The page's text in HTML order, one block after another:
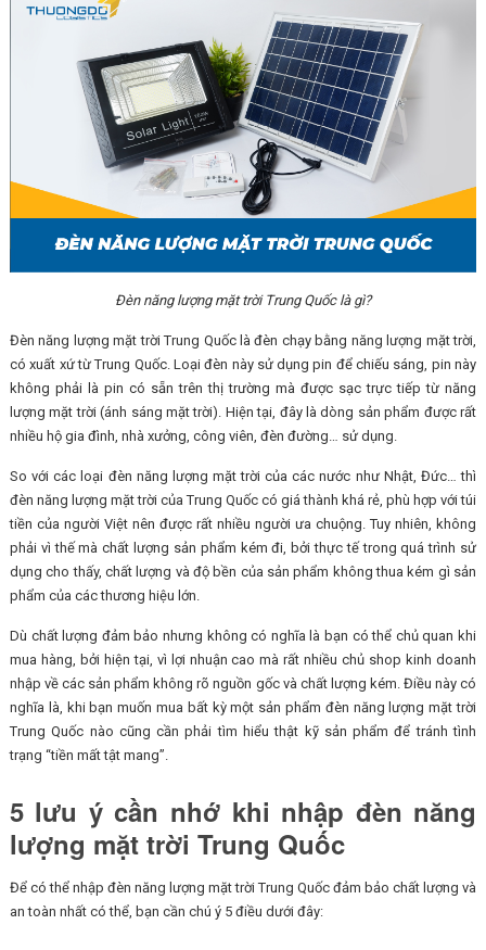
Đèn năng lượng mặt trời Trung Quốc là gì?
Đèn năng lượng mặt trời Trung Quốc là đèn chạy bằng năng lượng mặt trời,
có xuất xứ từ Trung Quốc. Loại đèn này sử dụng pin để chiếu sáng, pin này
không phải là pin có sẵn trên thị trường mà được sạc trực tiếp từ năng
lượng mặt trời (ánh sáng mặt trời). Hiện tại, đây là dòng sản phẩm được rất
nhiều hộ gia đình, nhà xưởng, công viên, đèn đường… sử dụng.
So với các loại đèn năng lượng mặt trời của các nước như Nhật, Đức… thì
đèn năng lượng mặt trời của Trung Quốc có giá thành khá rẻ, phù hợp với túi
tiền của người Việt nên được rất nhiều người ưa chuộng. Tuy nhiên, không
phải vì thế mà chất lượng sản phẩm kém đi, bởi thực tế trong quá trình sử
dụng cho thấy, chất lượng và độ bền của sản phẩm không thua kém gì sản
phẩm của các thương hiệu lớn.
Dù chất lượng đảm bảo nhưng không có nghĩa là bạn có thể chủ quan khi
mua hàng, bởi hiện tại, vì lợi nhuận cao mà rất nhiều chủ shop kinh doanh
nhập về các sản phẩm không rõ nguồn gốc và chất lượng kém. Điều này có
nghĩa là, khi bạn muốn mua bất kỳ một sản phẩm đèn năng lượng mặt trời
Trung Quốc nào cũng cần phải tìm hiểu thật kỹ sản phẩm để tránh tình
trạng “tiền mất tật mang”.
5 lưu ý cần nhớ khi nhập đèn năng
lượng mặt trời Trung Quốc
Để có thể nhập đèn năng lượng mặt trời Trung Quốc đảm bảo chất lượng và
an toàn nhất có thể, bạn cần chú ý 5 điều dưới đây: